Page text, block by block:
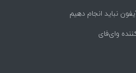
نباید انجام دهیم
وای‌فای